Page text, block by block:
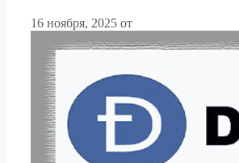
16 ноября, 2025 от